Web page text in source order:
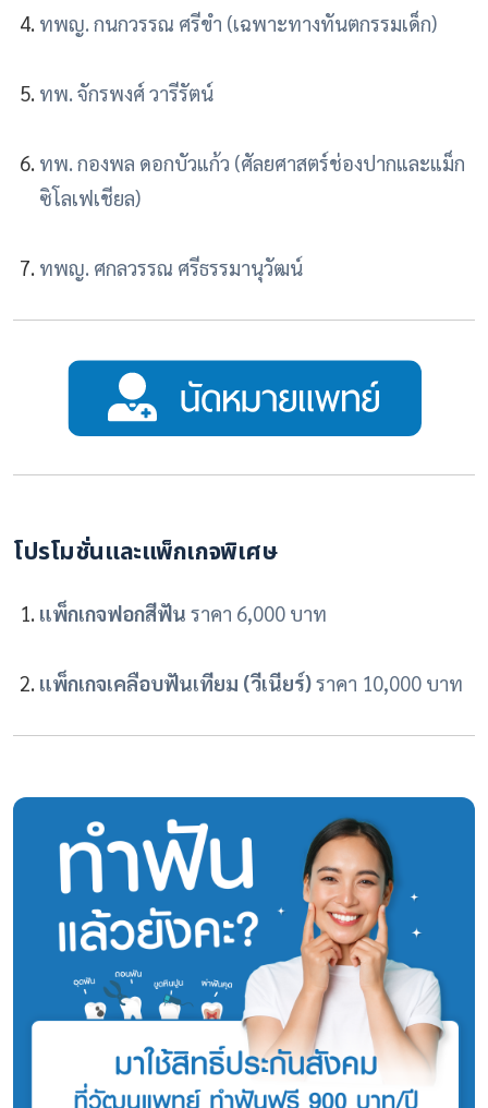
ทพญ. กนกวรรณ ศรีขำ (เฉพาะทางทันตกรรมเด็ก)
ทพ. จักรพงศ์ วารีรัตน์
ทพ. กองพล ดอกบัวแก้ว (ศัลยศาสตร์ช่องปากและแม็ก
ซิโลเฟเชียล)
ทพญ. ศกลวรรณ ศรีธรรมานุวัฒน์
โปรโมชั่นและแพ็กเกจพิเศษ
แพ็กเกจฟอกสีฟัน ราคา 6,000 บาท
แพ็กเกจเคลือบฟันเทียม (วีเนียร์)ราคา 10,000 บาท